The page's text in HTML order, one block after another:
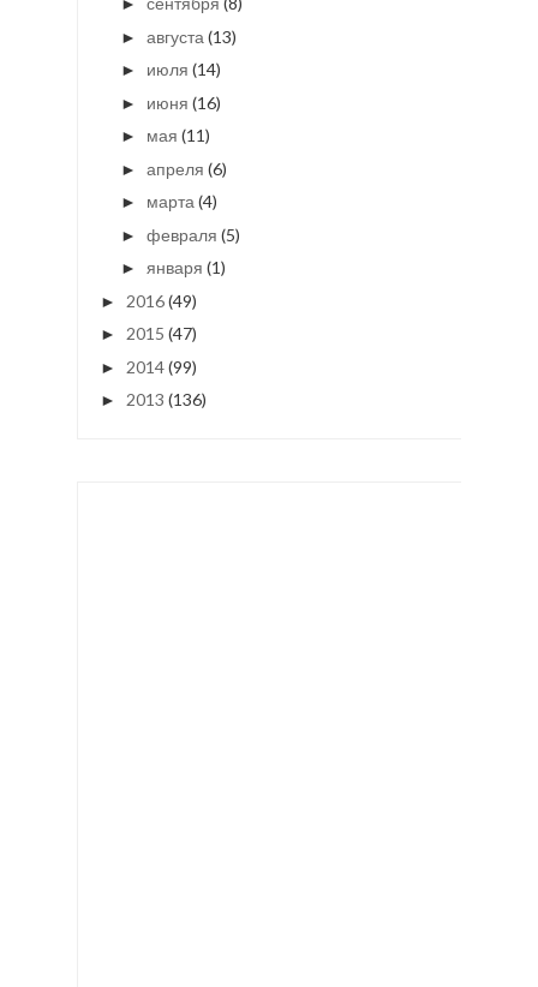
►
► августа (13)
► июля (14)
► июня (16)
► мая (11)
► апреля (6)
► марта (4)
► февраля (5)
► января (1)
► 2016(49)
► 2015 (47)
► 2014(99)
► 2013 (136)